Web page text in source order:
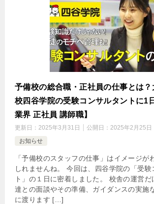
予備校の総合職・正社員の仕事とは
校四谷学院の受験コンサルタントに1
業界 正社員 講師職】
更新日： 2025年3月31日 公開日： 2025年2月25日
お知らせ
「予備校のスタッフの仕事」はイメージが
しれませんね。 今回は、四谷学院の「受験
ト」の１日に密着しました。 校舎の運営だ
達との面談やその準備、ガイダンスの実施
に渡ります […]